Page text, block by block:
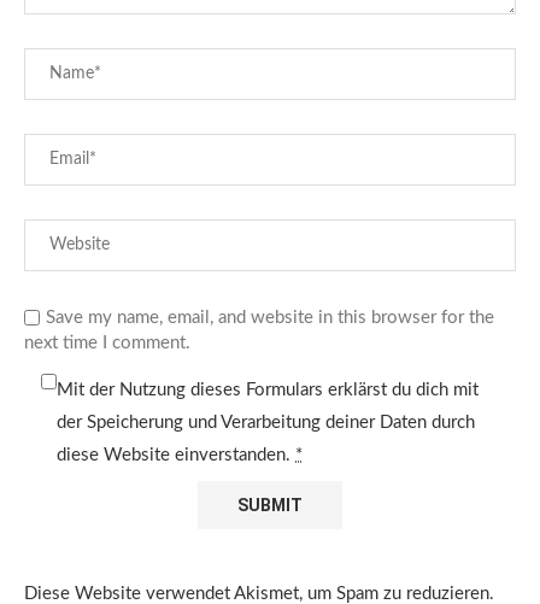
Save my name, email, and website in this browser for the
next time I comment.
Mit der Nutzung dieses Formulars erklärst du dich mit
der Speicherung und Verarbeitung deiner Daten durch
diese Website einverstanden. *
Diese Website verwendet Akismet, um Spam zu reduzieren.